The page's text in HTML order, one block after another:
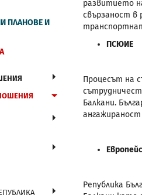
ПЛАНОВЕ И
развитието
свързаност в
ПСЮИЕ
Процесът на
Балкани.
Република